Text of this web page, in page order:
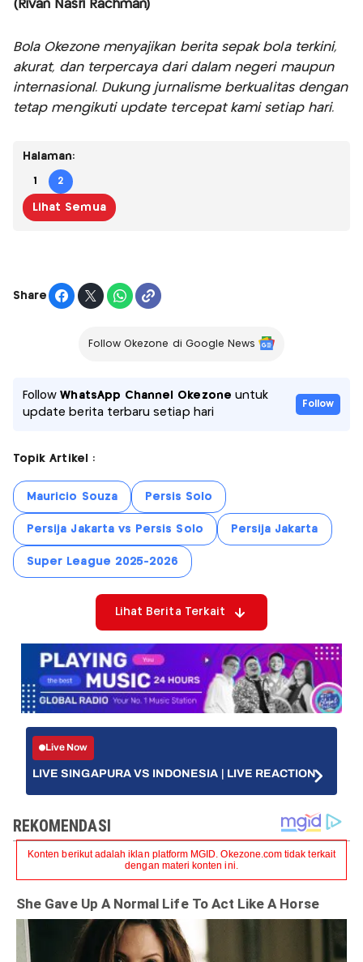
(Rivan Nasri Rachman)
Bola Okezone menyajikan berita sepak bola terkini,
akurat, dan terpercaya dari dalam negeri maupun
internasional. Dukung jurnalisme berkualitas dengan
tetap mengikuti update tercepat kami setiap hari.
Halaman:
1 2
Lihat Semua
Share
Follow Okezone di Google News
FollowWhatsApp Channel Okezone untuk
update berita terbaru setiap hari
Follow
Topik Artikel :
Mauricio Souza Persis Solo
Persija Jakarta vs Persis Solo Persija Jakarta
Super League 2025-2026
Lihat Berita Terkait
Live Now
LIVE SINGAPURA VS INDONESIA | LIVE REACTION